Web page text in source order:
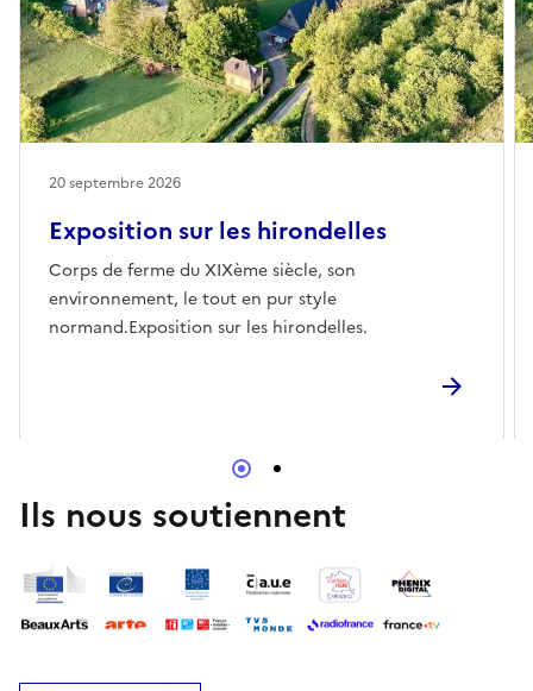
Exposition sur les hirondelles
Corps de ferme du XIXème siècle, son
environnement, le tout en pur style
normand.Exposition sur les hirondelles.
20 septembre 2026
Ils nous soutiennent